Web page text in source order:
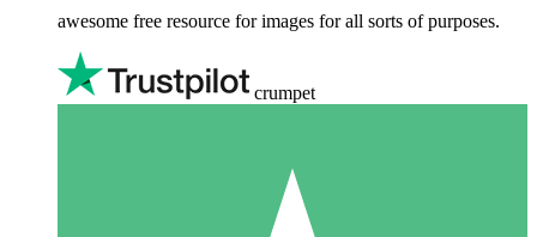
awesome free resource for images for all sorts of purposes.
crumpet